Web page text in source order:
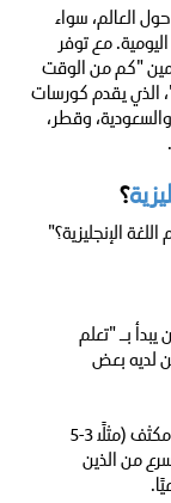
العالم، سواء
مع توفر
"كم من الوقت
الذي يقدم كورسات
والسعودية، وقطر،
؟
الإنجليزية؟"
بـ "تعلم
لديه بعض
الأشخاص الذين يدرسون بشكل مكثف (مثلاً 3-5
من الذين